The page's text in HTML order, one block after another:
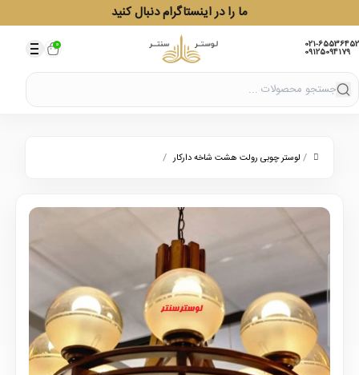
ما را در اینستاگرام دنبال کنید
021-65536452
09125094179
0
/ لوستر چوبی رولت هشت شاخه دارکار /